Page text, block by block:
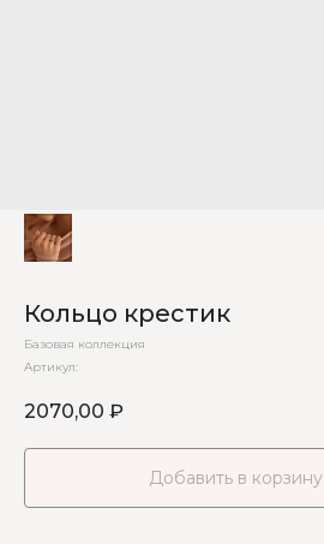
Кольцо крестик
Базовая коллекция
Артикул:
2070,00 ₽
Добавить в корзину